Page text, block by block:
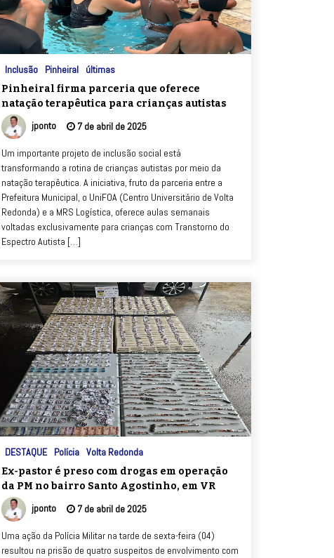
Inclusão Pinheiral últimas
Pinheiral firma parceria que oferece
natação terapêutica para crianças autistas
jponto 7 de abril de 2025
Um importante projeto de inclusão social está
transformando a rotina de crianças autistas por meio da
natação terapêutica. A iniciativa, fruto da parceria entre a
Prefeitura Municipal, o UniFOA (Centro Universitário de Volta
Redonda) e a MRS Logística, oferece aulas semanais
voltadas exclusivamente para crianças com Transtorno do
Espectro Autista […]
DESTAQUE Polícia Volta Redonda
Ex-pastor é preso com drogas em operação
da PM no bairro Santo Agostinho, em VR
jponto 7 de abril de 2025
Uma ação da Polícia Militar na tarde de sexta-feira (04)
resultou na prisão de quatro suspeitos de envolvimento com